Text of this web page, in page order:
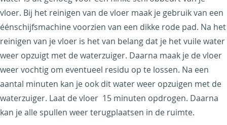
vloer. Bij het reinigen van de vloer maak je gebruik van een
éénschijfsmachine voorzien van een dikke rode pad. Na het
reinigen van je vloer is het van belang dat je het vuile water
weer opzuigt met de waterzuiger. Daarna maak je de vloer
weer vochtig om eventueel residu op te lossen. Na een
aantal minuten kan je ook dit water weer opzuigen met de
waterzuiger. Laat de vloer 15 minuten opdrogen. Daarna
kan je alle spullen weer terugplaatsen in de ruimte.